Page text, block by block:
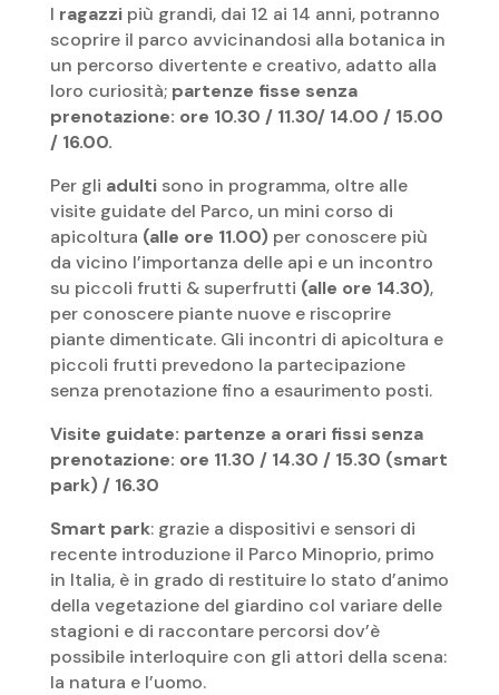
I ragazzipiù grandi, dai 12 ai 14 anni, potranno
scoprire il parco avvicinandosi alla botanica in
un percorso divertente e creativo, adatto alla
loro curiosità; partenze fisse senza
prenotazione: ore 10.30 / 11.30/ 14.00 / 15.00
/ 16.00.
Per gli adultisono in programma, oltre alle
visite guidate del Parco, un mini corso di
apicoltura (alle ore 11.00)per conoscere più
da vicino l’importanza delle api e un incontro
su piccoli frutti & superfrutti (alle ore 14.30),
per conoscere piante nuove e riscoprire
piante dimenticate. Gli incontri di apicoltura e
piccoli frutti prevedono la partecipazione
senza prenotazione fino a esaurimento posti.
Visite guidate: partenze a orari fissi senza
prenotazione: ore 11.30 / 14.30 / 15.30 (smart
park) / 16.30
Smart park: grazie a dispositivi e sensori di
recente introduzione il Parco Minoprio, primo
in Italia, è in grado di restituire lo stato d’animo
della vegetazione del giardino col variare delle
stagioni e di raccontare percorsi dov’è
possibile interloquire con gli attori della scena:
la natura e l’uomo.